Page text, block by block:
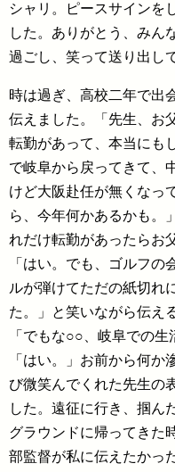
シャリ。ピースサインを
した。ありがとう、みん
過ごし、笑って送り出し
時は過ぎ、高校二年で出
伝えました。「先生、お
転勤があって、本当にも
で岐阜から戻ってきて、
けど大阪赴任が無くなっ
ら、今年何かあるかも。
れだけ転勤があったらお
「はい。でも、ゴルフ
ルが弾けてただの紙切れ
た。」と笑いながら伝え
「でもな○○、岐阜での生
「はい。」お前から何
び微笑んでくれた先生の
した。遠征に行き、掴ん
グラウンドに帰ってきた
部監督が私に伝えたかっ